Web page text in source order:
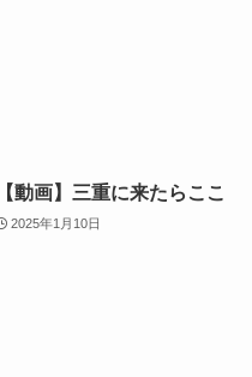
【動画】三重に来たらここ
2025年1月10日